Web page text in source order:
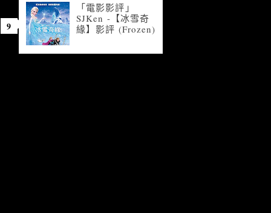
「電影影評」
SJKen -【冰雪奇
緣】影評 (Frozen)